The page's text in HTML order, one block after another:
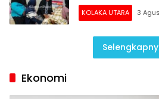
KOLAKA UTARA 3
Ekonomi